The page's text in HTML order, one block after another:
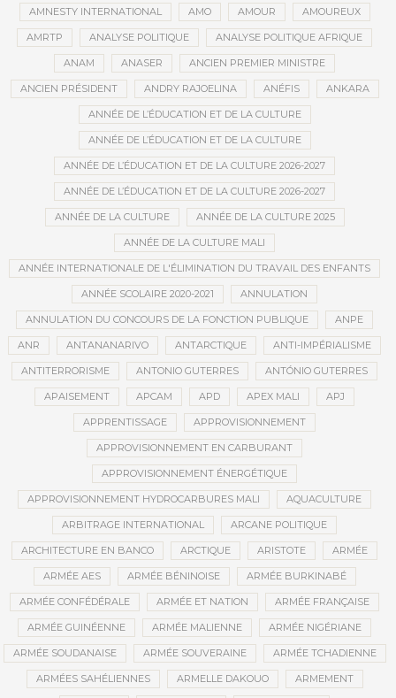
AMNESTY INTERNATIONAL AMO AMOUR AMOUREUX
AMRTP ANALYSE POLITIQUE ANALYSE POLITIQUE AFRIQUE
ANAM ANASER ANCIEN PREMIER MINISTRE
ANCIEN PRÉSIDENT ANDRY RAJOELINA ANÉFIS ANKARA
ANNÉE DE L’ÉDUCATION ET DE LA CULTURE
ANNÉE DE L’ÉDUCATION ET DE LA CULTURE
ANNÉE DE L’ÉDUCATION ET DE LA CULTURE 2026-2027
ANNÉE DE L’ÉDUCATION ET DE LA CULTURE 2026-2027
ANNÉE DE LA CULTURE ANNÉE DE LA CULTURE 2025
ANNÉE DE LA CULTURE MALI
ANNÉE INTERNATIONALE DE L'ÉLIMINATION DU TRAVAIL DES ENFANTS
ANNÉE SCOLAIRE 2020-2021 ANNULATION
ANNULATION DU CONCOURS DE LA FONCTION PUBLIQUE ANPE
ANR ANTANANARIVO ANTARCTIQUE ANTI-IMPÉRIALISME
ANTITERRORISME ANTONIO GUTERRES ANTÓNIO GUTERRES
APAISEMENT APCAM APD APEX MALI APJ
APPRENTISSAGE APPROVISIONNEMENT
APPROVISIONNEMENT EN CARBURANT
APPROVISIONNEMENT ÉNERGÉTIQUE
APPROVISIONNEMENT HYDROCARBURES MALI AQUACULTURE
ARBITRAGE INTERNATIONAL ARCANE POLITIQUE
ARCHITECTURE EN BANCO ARCTIQUE ARISTOTE ARMÉE
ARMÉE AES ARMÉE BÉNINOISE ARMÉE BURKINABÉ
ARMÉE CONFÉDÉRALE ARMÉE ET NATION ARMÉE FRANÇAISE
ARMÉE GUINÉENNE ARMÉE MALIENNE ARMÉE NIGÉRIANE
ARMÉE SOUDANAISE ARMÉE SOUVERAINE ARMÉE TCHADIENNE
ARMÉES SAHÉLIENNES ARMELLE DAKOUO ARMEMENT